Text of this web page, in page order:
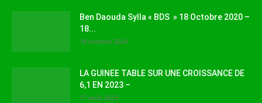
Ben Daouda Sylla « BDS » 18 Octobre 2020 –
18...
18 octobre 2024
LA GUINEE TABLE SUR UNE CROISSANCE DE
6,1 EN 2023 –
17 août 2023